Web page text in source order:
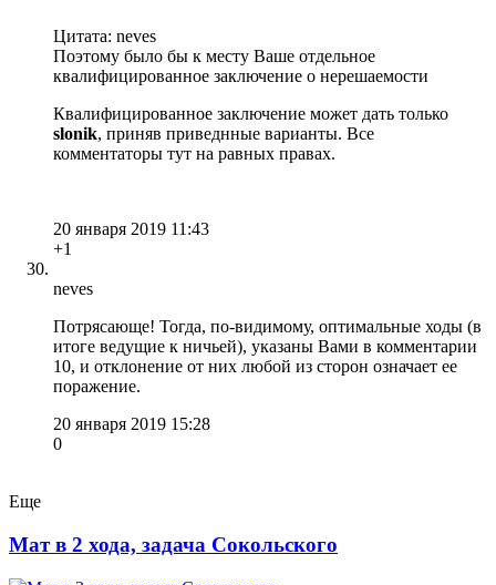
Цитата: neves
Поэтому было бы к месту Ваше отдельное
квалифицированное заключение о нерешаемости
Квалифицированное заключение может дать только
slonik, приняв приведнные варианты. Все
комментаторы тут на равных правах.
20 января 2019 11:43
+1
neves
Потрясающе! Тогда, по-видимому, оптимальные ходы (в
итоге ведущие к ничьей), указаны Вами в комментарии
10, и отклонение от них любой из сторон означает ее
поражение.
20 января 2019 15:28
0
Еще
Мат в 2 хода, задача Сокольского